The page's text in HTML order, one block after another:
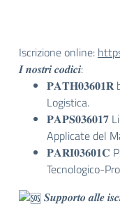
Iscrizione online:
𝑰 𝒏𝒐𝒔𝒕𝒓𝒊 𝒄𝒐𝒅𝒊𝒄𝒊:
𝐏𝐀𝐓𝐇𝟎𝟑𝟔𝟎𝟏𝐑
Logistica.
𝐏𝐀𝐏𝐒𝟎𝟑𝟔𝟎𝟏𝟕
Applicate del
𝐏𝐀𝐑𝐈𝟎𝟑𝟔𝟎𝟏𝐂
Tecnologico-
𝑺𝒖𝒑𝒑𝒐𝒓𝒕𝒐 𝒂𝒍𝒍𝒆